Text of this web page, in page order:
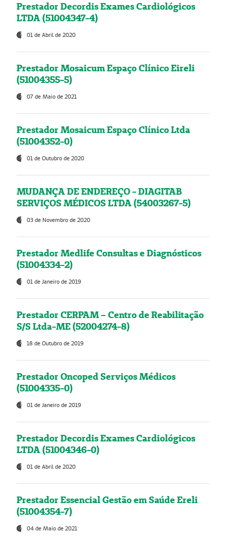
Prestador Decordis Exames Cardiológicos
LTDA (51004347-4)
01 de Abril de 2020
Prestador Mosaicum Espaço Clínico Eireli
(51004355-5)
07 de Maio de 2021
Prestador Mosaicum Espaço Clínico Ltda
(51004352-0)
01 de Outubro de 2020
MUDANÇA DE ENDEREÇO - DIAGITAB
SERVIÇOS MÉDICOS LTDA (54003267-5)
03 de Novembro de 2020
Prestador Medlife Consultas e Diagnósticos
(51004334-2)
01 de Janeiro de 2019
Prestador CERPAM – Centro de Reabilitação
S/S Ltda-ME (52004274-8)
18 de Outubro de 2019
Prestador Oncoped Serviços Médicos
(51004335-0)
01 de Janeiro de 2019
Prestador Decordis Exames Cardiológicos
LTDA (51004346-0)
01 de Abril de 2020
Prestador Essencial Gestão em Saúde Ereli
(51004354-7)
04 de Maio de 2021